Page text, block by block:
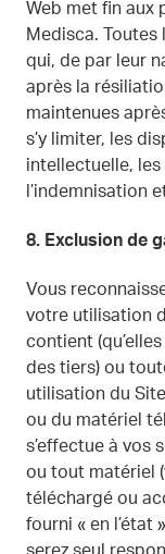
Web met fin aux
Medisca. Toutes
qui, de par leur
après la
maintenues
s’y limiter, les
intellectuelle,
l’indemnisation
8. Exclusion de
Vous
votre utilisation
contient
des tiers) ou
utilisation du
ou du matériel
s’effectue à vos
ou tout matériel
téléchargé ou
fourni « en l’état